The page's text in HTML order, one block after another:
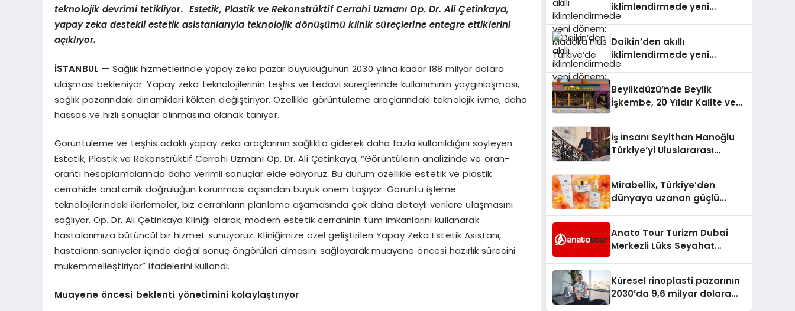
teknolojik devrimi tetikliyor. Estetik, Plastik ve Rekonstrüktif Cerrahi Uzmanı Op. Dr. Ali Çetinkaya,
yapay zeka destekli estetik asistanlarıyla teknolojik dönüşümü klinik süreçlerine entegre ettiklerini
açıklıyor.
İSTANBUL — Sağlık hizmetlerinde yapay zeka pazar büyüklüğünün 2030 yılına kadar 188 milyar dolara
ulaşması bekleniyor. Yapay zeka teknolojilerinin teşhis ve tedavi süreçlerinde kullanımının yaygınlaşması,
sağlık pazarındaki dinamikleri kökten değiştiriyor. Özellikle görüntüleme araçlarındaki teknolojik ivme, daha
hassas ve hızlı sonuçlar alınmasına olanak tanıyor.
Görüntüleme ve teşhis odaklı yapay zeka araçlarının sağlıkta giderek daha fazla kullanıldığını söyleyen
Estetik, Plastik ve Rekonstrüktif Cerrahi Uzmanı Op. Dr. Ali Çetinkaya, “Görüntülerin analizinde ve oran-
orantı hesaplamalarında daha verimli sonuçlar elde ediyoruz. Bu durum özellikle estetik ve plastik
cerrahide anatomik doğruluğun korunması açısından büyük önem taşıyor. Görüntü işleme
teknolojilerindeki ilerlemeler, biz cerrahların planlama aşamasında çok daha detaylı verilere ulaşmasını
sağlıyor. Op. Dr. Ali Çetinkaya Kliniği olarak, modern estetik cerrahinin tüm imkanlarını kullanarak
hastalarımıza bütüncül bir hizmet sunuyoruz. Kliniğimize özel geliştirilen Yapay Zeka Estetik Asistanı,
hastaların saniyeler içinde doğal sonuç öngörüleri almasını sağlayarak muayene öncesi hazırlık sürecini
mükemmelleştiriyor” ifadelerini kullandı.
Muayene öncesi beklenti yönetimini kolaylaştırıyor
iklimlendirmede yeni
dönem: Madoka Plus
Daikin’den akıllı
iklimlendirmede yeni
dönem: Madoka Plus
Beylikdüzü’nde Beylik
İşkembe, 20 Yıldır Kalite ve
İş İnsanı Seyithan Hanoğlu
Türkiye’yi Uluslararası
Mirabellix, Türkiye’den
dünyaya uzanan güçlü
Anato Tour Turizm Dubai
Merkezli Lüks Seyahat
Küresel rinoplasti pazarının
2030’da 9,6 milyar dolara